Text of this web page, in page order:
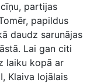
partijas
papildus
daudz sarunājas
Lai gan citi
laiku kopā ar
Klaiva lojālais